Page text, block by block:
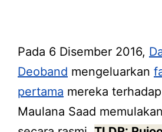
Pada 6 Disember 2016,
Deoband mengeluarkan
pertama mereka terhadap
Maulana Saad